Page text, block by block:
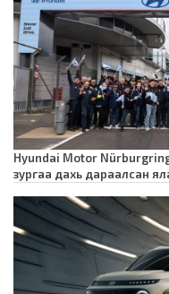
Hyundai Motor
зургаа дахь дараалсан